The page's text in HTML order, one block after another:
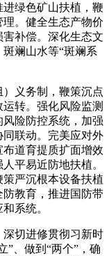
绿色矿山扶植，鞭
。健全生态产物价
补偿。深化生态文
斓山水等“斑斓系
义务制，鞭策沉点
转。强化风险监测
险防控系统，加强
联动。完美应对外
道育提质扩面增效
平易近防地扶植。
严沉根本设备扶植
教育，推进国防带
系统。
切进修贯彻习新时
”、做到“两个”，确